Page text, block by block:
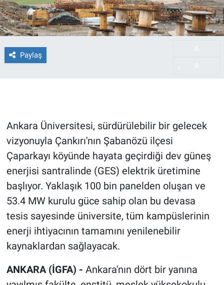
Paylaş
Ankara Üniversitesi, sürdürülebilir bir gelecek
vizyonuyla Çankırı'nın Şabanözü ilçesi
Çaparkayı köyünde hayata geçirdiği dev güneş
enerjisi santralinde (GES) elektrik üretimine
başlıyor. Yaklaşık 100 bin panelden oluşan ve
53.4 MW kurulu güce sahip olan bu devasa
tesis sayesinde üniversite, tüm kampüslerinin
enerji ihtiyacının tamamını yenilenebilir
kaynaklardan sağlayacak.
ANKARA (İGFA) - Ankara'nın dört bir yanına